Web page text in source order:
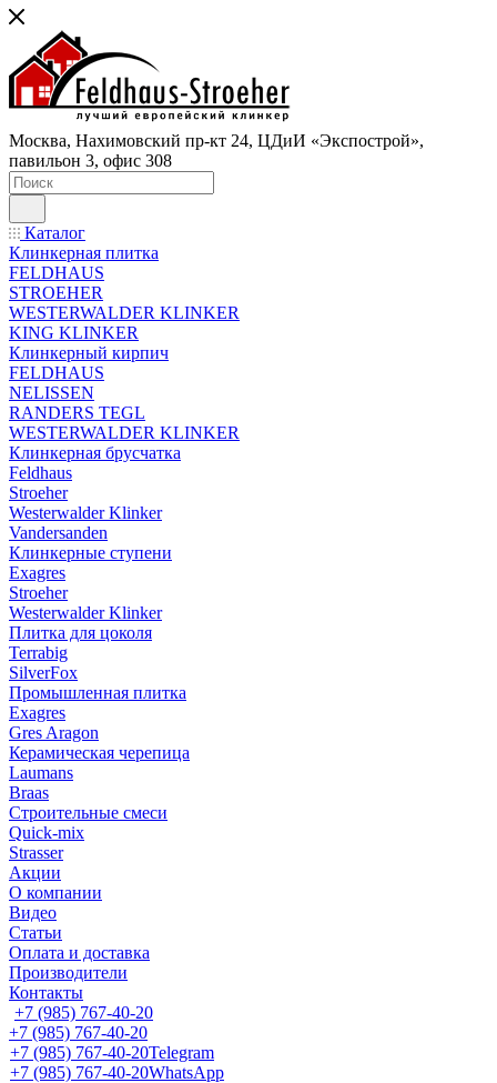
Москва, Нахимовский пр-кт 24, ЦДиИ «Экспострой»,
павильон 3, офис 308
Каталог
Клинкерная плитка
FELDHAUS
STROEHER
WESTERWALDER KLINKER
KING KLINKER
Клинкерный кирпич
FELDHAUS
NELISSEN
RANDERS TEGL
WESTERWALDER KLINKER
Клинкерная брусчатка
Feldhaus
Stroeher
Westerwalder Klinker
Vandersanden
Клинкерные ступени
Exagres
Stroeher
Westerwalder Klinker
Плитка для цоколя
Terrabig
SilverFox
Промышленная плитка
Exagres
Gres Aragon
Керамическая черепица
Laumans
Braas
Строительные смеси
Quick-mix
Strasser
Акции
О компании
Видео
Статьи
Оплата и доставка
Производители
Контакты
+7 (985) 767-40-20
+7 (985) 767-40-20
+7 (985) 767-40-20Telegram
+7 (985) 767-40-20WhatsApp